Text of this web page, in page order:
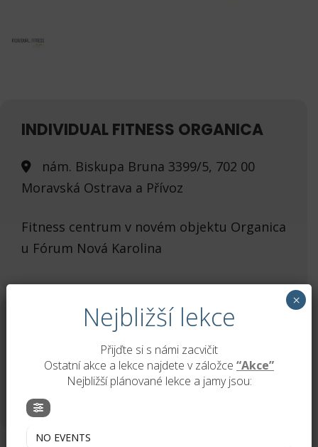
INDIVIDUAL FITNESS ORGANICA
nám. Biskupa Bruna 3399/5, 702 00
Moravská Ostrava a Přívoz
Fitness centrum v novém objektu Organica
u Fórum Nová Karolina
UPCOMING EVENTS
NO EVENTS
Nejbližší lekce
Přijďte si s námi zacvičit
Ostatní akce a lekce najdete v záložce “Akce”
Nejbližší plánované lekce a jamy jsou:
NO EVENTS
×